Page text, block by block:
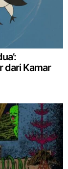
dari Kamar